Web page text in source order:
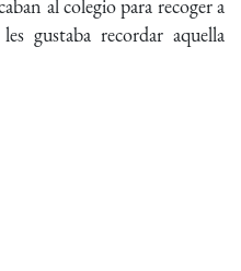
al colegio para recoger a
gustaba recordar aquella